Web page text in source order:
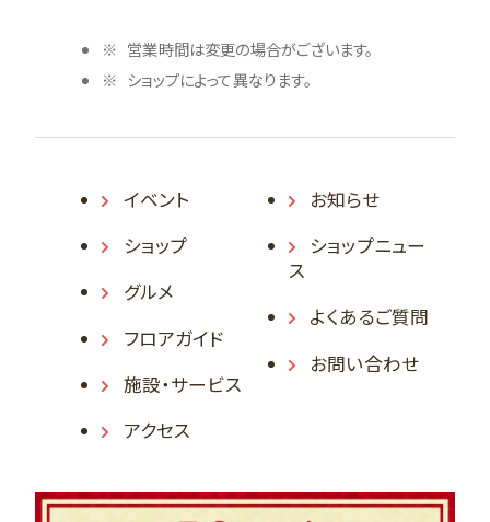
営業時間は変更の場合がございます。
ショップによって異なります。
イベント
ショップ
グルメ
フロアガイド
施設・サービス
アクセス
お知らせ
ショップニュー
ス
よくあるご質問
お問い合わせ